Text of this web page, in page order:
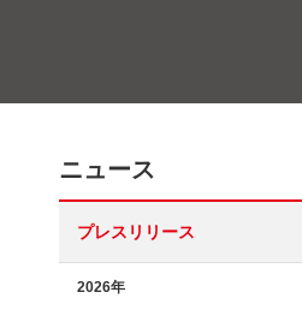
ニュース
プレスリリース
2026年